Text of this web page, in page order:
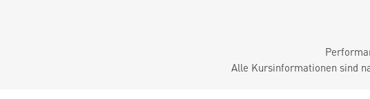
Alle Kursinformationen sind